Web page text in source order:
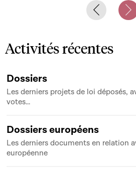
Previous
Activités récentes
Dossiers
Les derniers projets de loi déposés,
votes...
Dossiers européens
Les derniers documents en relation
européenne